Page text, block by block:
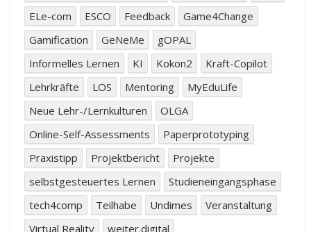
ELe-com
ESCO Feedback
Game4Change
Gamification
GeNeMe
gOPAL
Informelles Lernen
KI Kokon2
Kraft-Copilot
Lehrkräfte
LOS Mentoring
MyEduLife
Neue Lehr-/Lernkulturen
OLGA
Online-Self-Assessments
Paperprototyping
Praxistipp
Projektbericht
Projekte
selbstgesteuertes Lernen
Studieneingangsphase
tech4comp
Teilhabe Undimes
Veranstaltung
Virtual Reality
weiter.digital